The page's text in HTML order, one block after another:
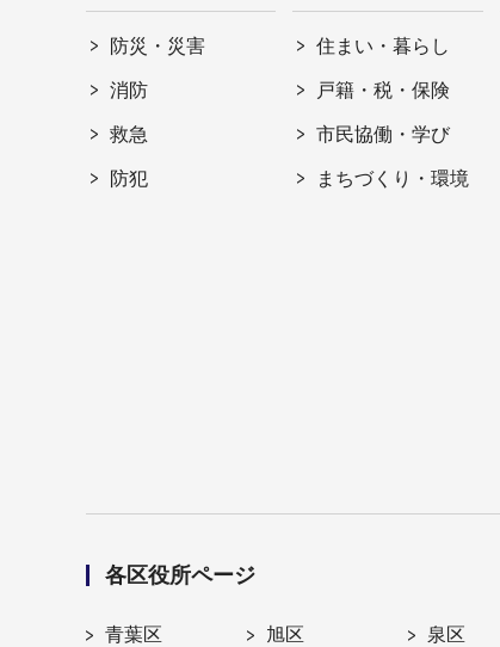
防災・災害
消防
救急
防犯
住まい・暮らし
戸籍・税・保険
市民協働・学び
まちづくり・環境
各区役所ページ
青葉区 旭区 泉区